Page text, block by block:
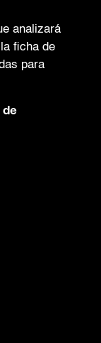
analizará
ficha de
para
de